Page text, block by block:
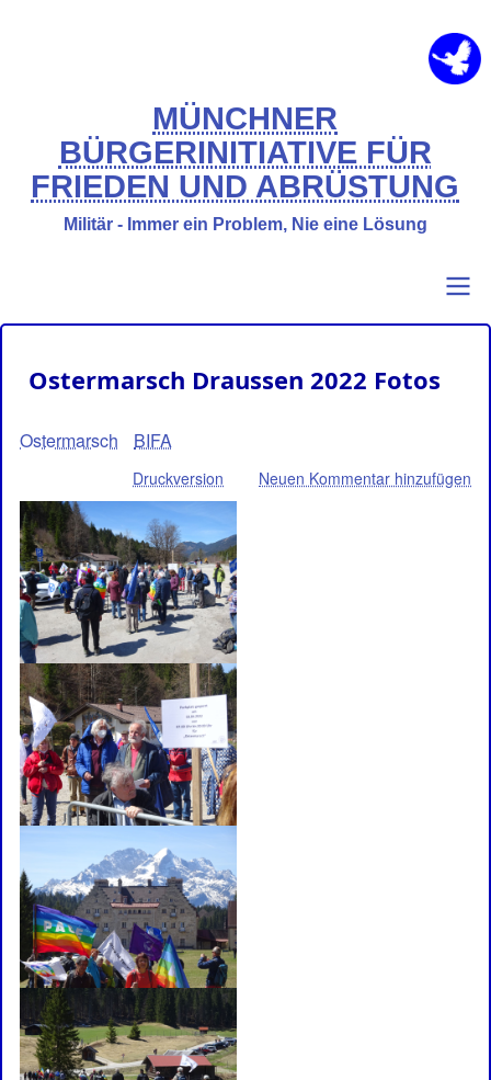
MÜNCHNER
BÜRGERINITIATIVE FÜR
FRIEDEN UND ABRÜSTUNG
Militär - Immer ein Problem, Nie eine Lösung
links
Ostermarsch Draussen 2022 Fotos
Ostermarsch BIFA
Druckversion Neuen Kommentar hinzufügen